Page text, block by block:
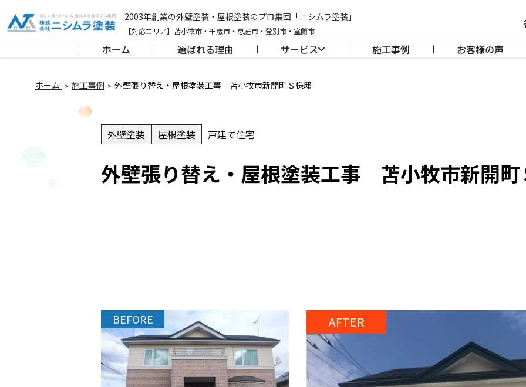
2003年創業の外壁塗装・屋根塗装のプロ集団「ニシムラ塗装」
【対応エリア】苫小牧市・千歳市・恵庭市・登別市・室蘭市
ホーム
選ばれる理由 サービス 施工事例 お客様の声
ホーム 施工事例 外壁張り替え・屋根塗装工事 苫小牧市新開町Ｓ様邸
外壁塗装 屋根塗装 戸建て住宅
外壁張り替え・屋根塗装工事 苫小牧市新開町
BEFORE AFTER